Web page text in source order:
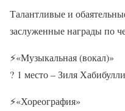
Талантливые и
заслуженные награды по
⚡«Музыкальная (вокал)»
? 1 место – Зиля
⚡«Хореография»